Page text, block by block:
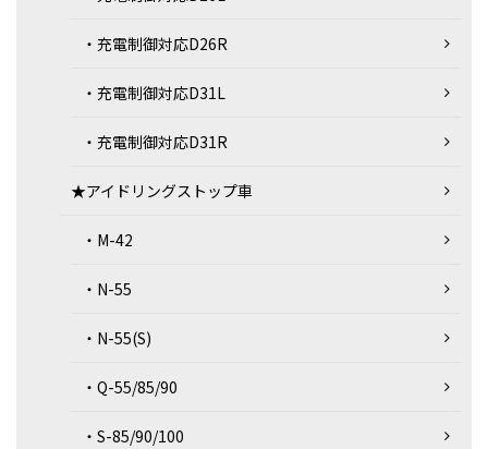
・充電制御対応D26R
・充電制御対応D31L
・充電制御対応D31R
★アイドリングストップ車
・M-42
・N-55
・N-55(S)
・Q-55/85/90
・S-85/90/100